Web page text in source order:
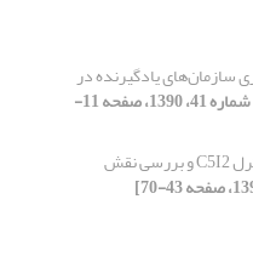
سازمان‌های یاد‌گیرنده در
[دوره 11، شماره 41، 1390، صفحه 11-
سامانة فرماندهی و کنترل C5I2 و بررسی نقش